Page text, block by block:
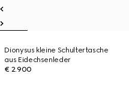
Dionysus kleine Schultertasche
aus Eidechsenleder
€ 2.900